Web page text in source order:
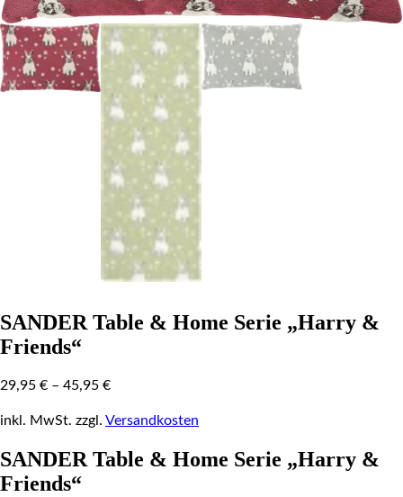
SANDER Table & Home Serie „Harry &
Friends“
29,95 € – 45,95 €
inkl. MwSt. zzgl. Versandkosten
SANDER Table & Home Serie „Harry &
Friends“